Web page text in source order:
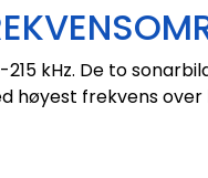
kHz. De to
høyest frekvens